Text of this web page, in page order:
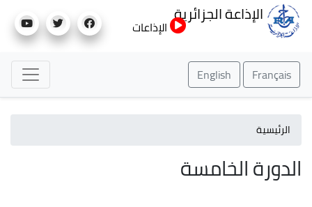
إلى
الإذاعة الجزائرية
الإذاعات
Français
English
الرئيسية
الدورة الخامسة